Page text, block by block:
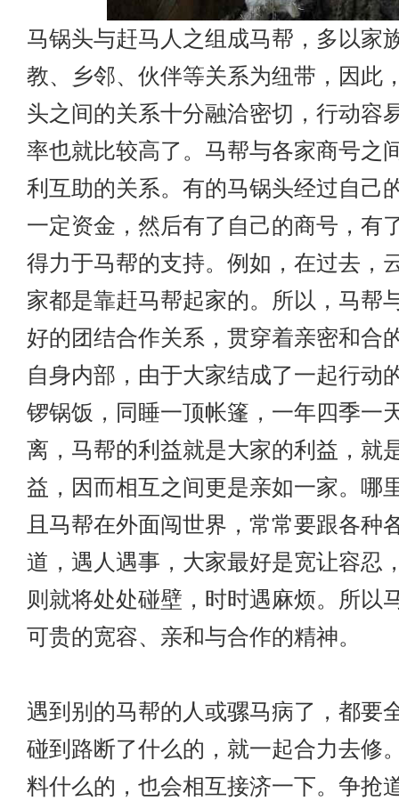
马锅头与赶马人之组成马帮，多以家
教、乡邻、伙伴等关系为纽带，因此
头之间的关系十分融洽密切，行动容
率也就比较高了。马帮与各家商号之
利互助的关系。有的马锅头经过自己
一定资金，然后有了自己的商号，有
得力于马帮的支持。例如，在过去，
家都是靠赶马帮起家的。所以，马帮
好的团结合作关系，贯穿着亲密和合
自身内部，由于大家结成了一起行动
锣锅饭，同睡一顶帐篷，一年四季一
离，马帮的利益就是大家的利益，就
益，因而相互之间更是亲如一家。 哪
且马帮在外面闯世界，常常要跟各种
道，遇人遇事，大家最好是宽让容忍
则就将处处碰壁，时时遇麻烦。所以
可贵的宽容、亲和与合作的精神。
遇到别的马帮的人或骡马病了，都要
碰到路断了什么的，就一起合力去修
料什么的，也会相互接济一下。争抢